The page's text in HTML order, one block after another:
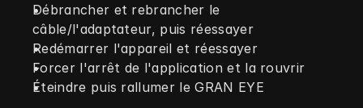
Débrancher et rebrancher le
câble/l'adaptateur, puis réessayer
Redémarrer l'appareil et réessayer
Forcer l'arrêt de l'application et la rouvrir
Éteindre puis rallumer le GRAN EYE